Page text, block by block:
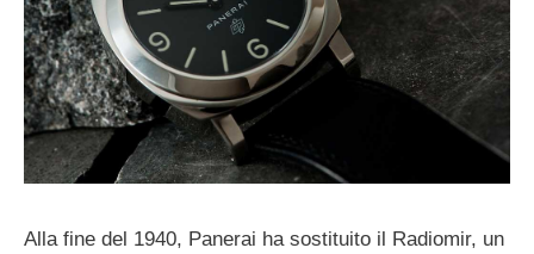
Alla fine del 1940, Panerai ha sostituito il Radiomir, un